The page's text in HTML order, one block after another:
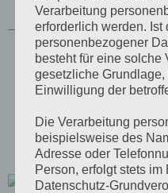
Verarbeitung
erforderlich werden. Ist
personenbezogener
besteht für eine solche
gesetzliche
Einwilligung der
Die Verarbeitung
beispielsweise des
Adresse oder
Person, erfolgt stets im
Datenschutz-